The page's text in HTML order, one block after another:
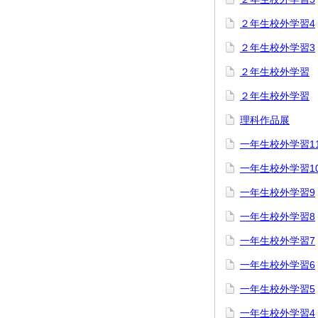
２年生校外学習4
２年生校外学習3
２年生校外学習
２年生校外学習
理科作品展
一年生校外学習
一年生校外学習
一年生校外学習9
一年生校外学習8
一年生校外学習7
一年生校外学習6
一年生校外学習5
一年生校外学習4